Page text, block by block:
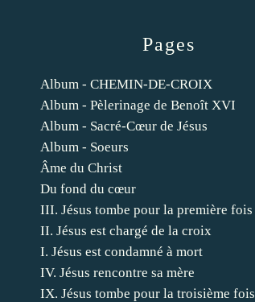
Pages
Album - CHEMIN-DE-CROIX
Album - Pèlerinage de Benoît XVI
Album - Sacré-Cœur de Jésus
Album - Soeurs
Âme du Christ
Du fond du cœur
III. Jésus tombe pour la première fois
II. Jésus est chargé de la croix
I. Jésus est condamné à mort
IV. Jésus rencontre sa mère
IX. Jésus tombe pour la troisième fois